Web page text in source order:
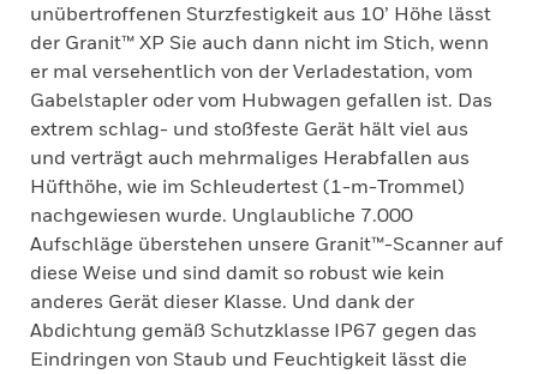
unübertroffenen Sturzfestigkeit aus 10’ Höhe lässt
der Granit™ XP Sie auch dann nicht im Stich, wenn
er mal versehentlich von der Verladestation, vom
Gabelstapler oder vom Hubwagen gefallen ist. Das
extrem schlag- und stoßfeste Gerät hält viel aus
und verträgt auch mehrmaliges Herabfallen aus
Hüfthöhe, wie im Schleudertest (1-m-Trommel)
nachgewiesen wurde. Unglaubliche 7.000
Aufschläge überstehen unsere Granit™-Scanner auf
diese Weise und sind damit so robust wie kein
anderes Gerät dieser Klasse. Und dank der
Abdichtung gemäß Schutzklasse IP67 gegen das
Eindringen von Staub und Feuchtigkeit lässt die